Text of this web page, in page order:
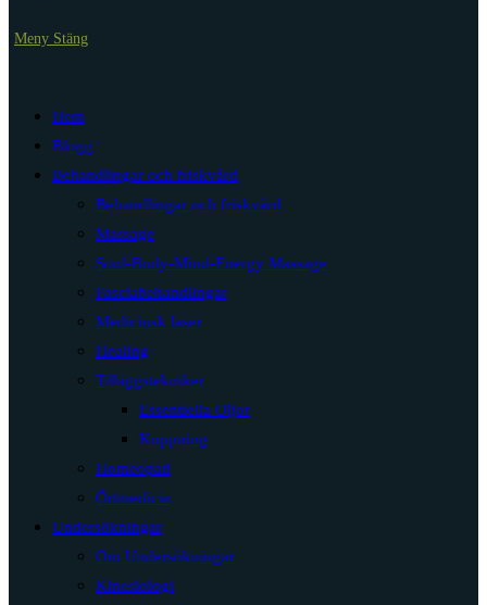
Meny Stäng
Hem
Blogg
Behandlingar och friskvård
Behandlingar och friskvård
Massage
Soul-Body-Mind-Energy Massage
Fasciabehandlingar
Medicinsk laser
Healing
Tilläggstekniker
Essentiella Oljor
Koppning
Homeopati
Örtmedicin
Undersökningar
Om Undersökningar
Kinesiologi